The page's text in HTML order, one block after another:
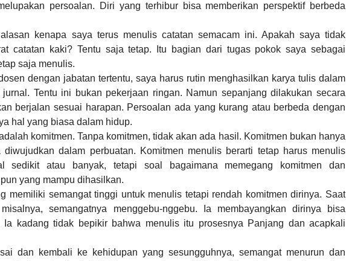
persoalan. Diri yang terhibur bisa memberikan perspektif berbeda
kenapa saya terus menulis catatan semacam ini. Apakah saya tidak
catatan kaki? Tentu saja tetap. Itu bagian dari tugas pokok saya sebagai
saja menulis.
dengan jabatan tertentu, saya harus rutin menghasilkan karya tulis dalam
Tentu ini bukan pekerjaan ringan. Namun sepanjang dilakukan secara
berjalan sesuai harapan. Persoalan ada yang kurang atau berbeda dengan
hal yang biasa dalam hidup.
komitmen. Tanpa komitmen, tidak akan ada hasil. Komitmen bukan hanya
dalam perbuatan. Komitmen menulis berarti tetap harus menulis
sedikit atau banyak, tetapi soal bagaimana memegang komitmen dan
yang mampu dihasilkan.
memiliki semangat tinggi untuk menulis tetapi rendah komitmen dirinya. Saat
semangatnya menggebu-nggebu. Ia membayangkan dirinya bisa
Ia kadang tidak bepikir bahwa menulis itu prosesnya Panjang dan acapkali
dan kembali ke kehidupan yang sesungguhnya, semangat menurun dan